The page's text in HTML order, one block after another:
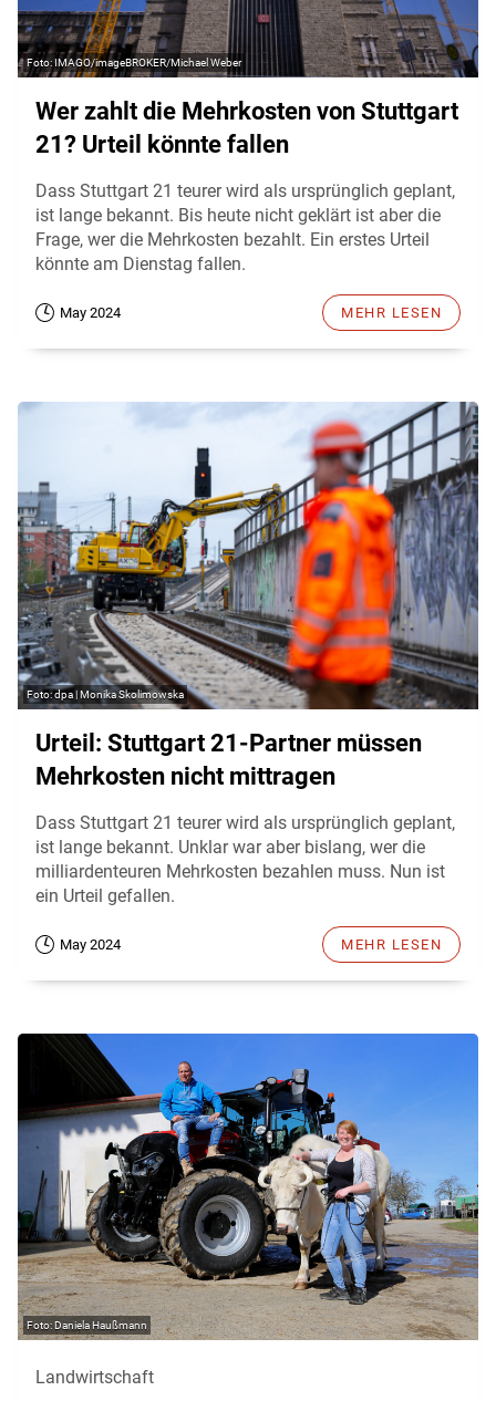
IMAGO/imageBROKER/Michael Weber
Wer zahlt die Mehrkosten von Stuttgart
21? Urteil könnte fallen
Dass Stuttgart 21 teurer wird als ursprünglich geplant,
ist lange bekannt. Bis heute nicht geklärt ist aber die
Frage, wer die Mehrkosten bezahlt. Ein erstes Urteil
könnte am Dienstag fallen.
May 2024 MEHR LESEN
dpa | Monika Skolimowska
Urteil: Stuttgart 21-Partner müssen
Mehrkosten nicht mittragen
Dass Stuttgart 21 teurer wird als ursprünglich geplant,
ist lange bekannt. Unklar war aber bislang, wer die
milliardenteuren Mehrkosten bezahlen muss. Nun ist
ein Urteil gefallen.
May 2024 MEHR LESEN
Daniela Haußmann
Landwirtschaft